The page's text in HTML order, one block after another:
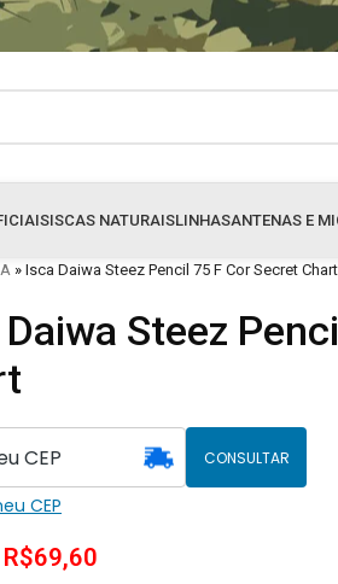
ISCAS NATURAISLINHASANTENAS E
» Isca Daiwa Steez Pencil 75 F Cor Secret Chart
Steez
CONSULTAR
CEP
R$69,60